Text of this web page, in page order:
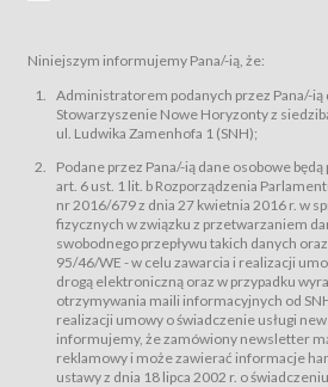
podmiotom z branży mediów i filmowej
Bilety – wybrane dokumenty potwierdzające
Usługodawcą i uprawniające do wzięcia
przewidziane przez Usługodawcę dla danego
do uczestnictwa w wielu albo w pojedynczych
Sklep – sklep internetowy prowadzony przez
Regulamin – niniejszy regulamin.
§ 2
Postanowienia ogólne
Regulamin określa zasady:
świadczenia Usługobiorcom Usług przez
zastrzeżeniem usług, o których mowa w
zasady świadczenia precyzują odrębne
przetwarzania przez Usługodawcę danych
będących osobami fizycznymi.
Niniejszym informujemy Pana/-ią, że:
Administratorem podanych przez Pana/-ią
Stowarzyszenie Nowe Horyzonty z
ul. Ludwika Zamenhofa 1 (SNH);
Podane przez Pana/-ią dane osobowe
art. 6 ust. 1 lit. b Rozporządzenia
nr 2016/679 z dnia 27 kwietnia 2016 r. w
fizycznych w związku z przetwarzaniem
swobodnego przepływu takich danych
95/46/WE - w celu zawarcia i realizacji
drogą elektroniczną oraz w przypadku
otrzymywania maili informacyjnych od
realizacji umowy o świadczenie usługi
informujemy, że zamówiony newsletter
reklamowy i może zawierać informacje
ustawy z dnia 18 lipca 2002 r. o